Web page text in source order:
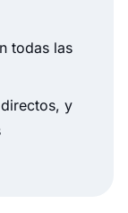
todas las
y